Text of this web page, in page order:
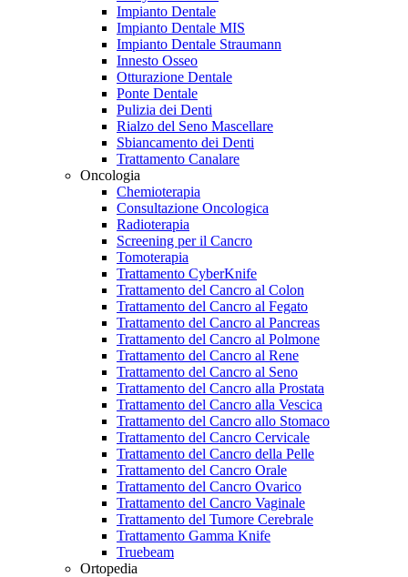
Impianto Dentale
Impianto Dentale MIS
Impianto Dentale Straumann
Innesto Osseo
Otturazione Dentale
Ponte Dentale
Pulizia dei Denti
Rialzo del Seno Mascellare
Sbiancamento dei Denti
Trattamento Canalare
Oncologia
Chemioterapia
Consultazione Oncologica
Radioterapia
Screening per il Cancro
Tomoterapia
Trattamento CyberKnife
Trattamento del Cancro al Colon
Trattamento del Cancro al Fegato
Trattamento del Cancro al Pancreas
Trattamento del Cancro al Polmone
Trattamento del Cancro al Rene
Trattamento del Cancro al Seno
Trattamento del Cancro alla Prostata
Trattamento del Cancro alla Vescica
Trattamento del Cancro allo Stomaco
Trattamento del Cancro Cervicale
Trattamento del Cancro della Pelle
Trattamento del Cancro Orale
Trattamento del Cancro Ovarico
Trattamento del Cancro Vaginale
Trattamento del Tumore Cerebrale
Trattamento Gamma Knife
Truebeam
Ortopedia